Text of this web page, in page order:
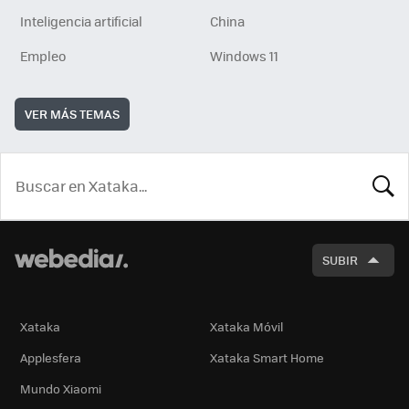
Inteligencia artificial
China
Empleo
Windows 11
VER MÁS TEMAS
SUBIR
Xataka
Xataka Móvil
Applesfera
Xataka Smart Home
Mundo Xiaomi